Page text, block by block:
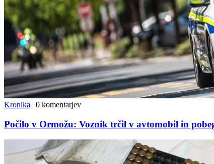
Kronika | 0 komentarjev
Počilo v Ormožu: Voznik trčil v avtomobil in